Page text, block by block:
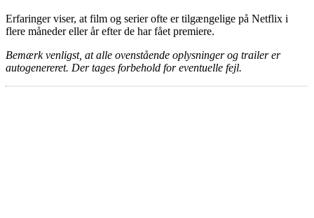
Erfaringer viser, at film og serier ofte er tilgængelige på Netflix i
flere måneder eller år efter de har fået premiere.
Bemærk venligst, at alle ovenstående oplysninger og trailer er
autogenereret. Der tages forbehold for eventuelle fejl.